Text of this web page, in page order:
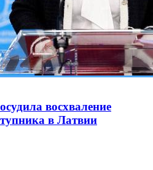
восхваление
в Латвии